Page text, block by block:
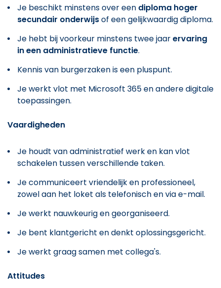
Je beschikt minstens over een diploma hoger
secundair onderwijsof een gelijkwaardig diploma.
Je hebt bij voorkeur minstens twee jaarervaring
in een administratieve functie.
Kennis van burgerzaken is een pluspunt.
Je werkt vlot met Microsoft 365 en andere digitale
toepassingen.
Vaardigheden
Je houdt van administratief werk en kan vlot
schakelen tussen verschillende taken.
Je communiceert vriendelijk en professioneel,
zowel aan het loket als telefonisch en via e-mail.
Je werkt nauwkeurig en georganiseerd.
Je bent klantgericht en denkt oplossingsgericht.
Je werkt graag samen met collega's.
Attitudes